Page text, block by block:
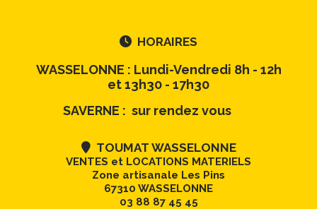
 HORAIRES
WASSELONNE : Lundi-Vendredi 8h - 12h
et 13h30 - 17h30
SAVERNE : sur rendez vous
TOUMAT WASSELONNE
VENTES et LOCATIONS MATERIELS
Zone artisanale Les Pins
67310 WASSELONNE
03 88 87 45 45